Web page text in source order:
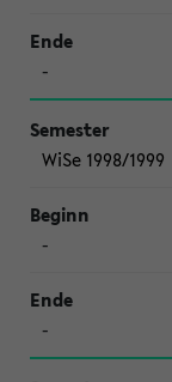
-
WiSe 1998/1999
-
-